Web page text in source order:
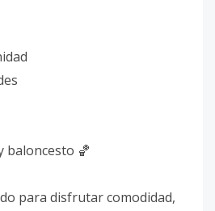
baloncesto 🏀
para disfrutar comodidad,